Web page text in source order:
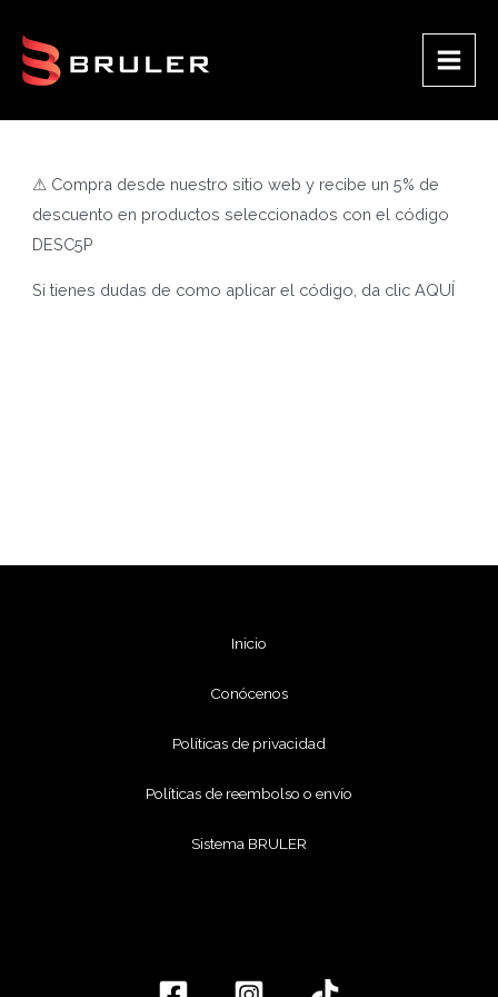
contenido
Main
⚠ Compra desde nuestro sitio web y recibe un 5% de
descuento en productos seleccionados con el código
DESC5P
Si tienes dudas de como aplicar el código, da clicAQUÍ
Inicio
Conócenos
Políticas de privacidad
Políticas de reembolso o envío
Sistema BRULER